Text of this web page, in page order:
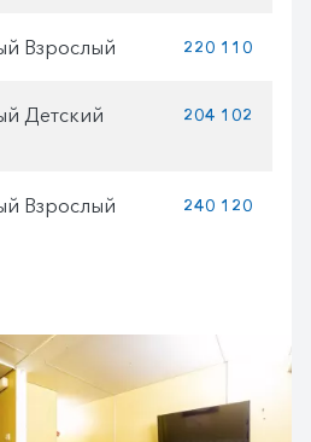
Взрослый 220 110
Детский
204 102
Взрослый
240 120